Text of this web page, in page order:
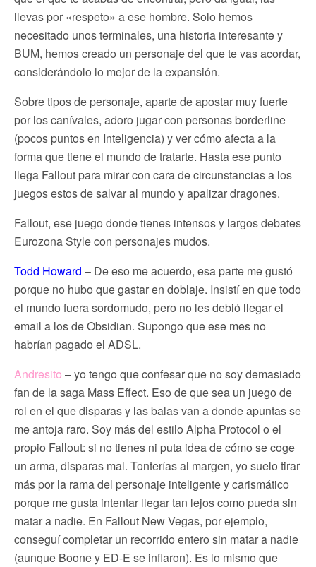
llevas por «respeto» a ese hombre. Solo hemos
necesitado unos terminales, una historia interesante y
BUM, hemos creado un personaje del que te vas acordar,
considerándolo lo mejor de la expansión.
Sobre tipos de personaje, aparte de apostar muy fuerte
por los canívales, adoro jugar con personas borderline
(pocos puntos en Inteligencia) y ver cómo afecta a la
forma que tiene el mundo de tratarte. Hasta ese punto
llega Fallout para mirar con cara de circunstancias a los
juegos estos de salvar al mundo y apalizar dragones.
Fallout, ese juego donde tienes intensos y largos debates
Eurozona Style con personajes mudos.
Todd Howard – De eso me acuerdo, esa parte me gustó
porque no hubo que gastar en doblaje. Insistí en que todo
el mundo fuera sordomudo, pero no les debió llegar el
email a los de Obsidian. Supongo que ese mes no
habrían pagado el ADSL.
Andresito – yo tengo que confesar que no soy demasiado
fan de la saga Mass Effect. Eso de que sea un juego de
rol en el que disparas y las balas van a donde apuntas se
me antoja raro. Soy más del estilo Alpha Protocol o el
propio Fallout: si no tienes ni puta idea de cómo se coge
un arma, disparas mal. Tonterías al margen, yo suelo tirar
más por la rama del personaje inteligente y carismático
porque me gusta intentar llegar tan lejos como pueda sin
matar a nadie. En Fallout New Vegas, por ejemplo,
conseguí completar un recorrido entero sin matar a nadie
(aunque Boone y ED-E se inflaron). Es lo mismo que